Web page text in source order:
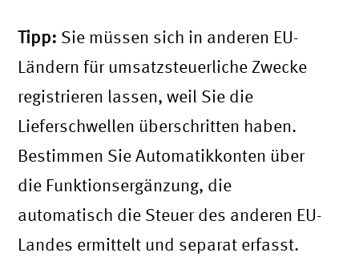
Tipp: Sie müssen sich in anderen EU-
Ländern für umsatzsteuerliche Zwecke
registrieren lassen, weil Sie die
Lieferschwellen überschritten haben.
Bestimmen Sie Automatikkonten über
die Funktionsergänzung, die
automatisch die Steuer des anderen EU-
Landes ermittelt und separat erfasst.